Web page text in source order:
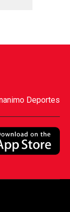
Deportes